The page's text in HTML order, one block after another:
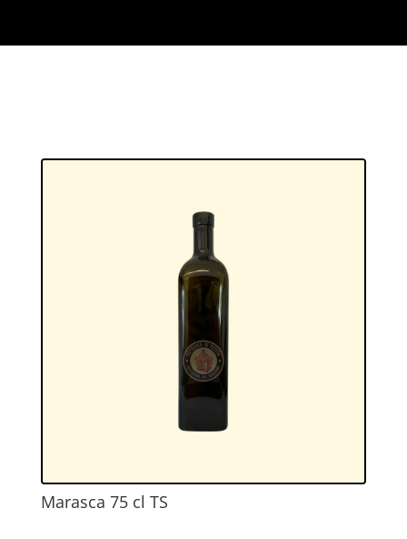
Marasca 75 cl TS